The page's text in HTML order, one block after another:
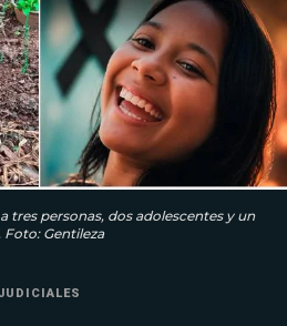
tres personas, dos adolescentes y un
Gentileza